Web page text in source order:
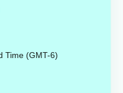
Time (GMT-6)